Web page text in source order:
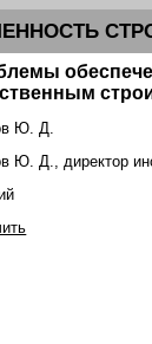
Ю. Д.
Ю. Д., директор